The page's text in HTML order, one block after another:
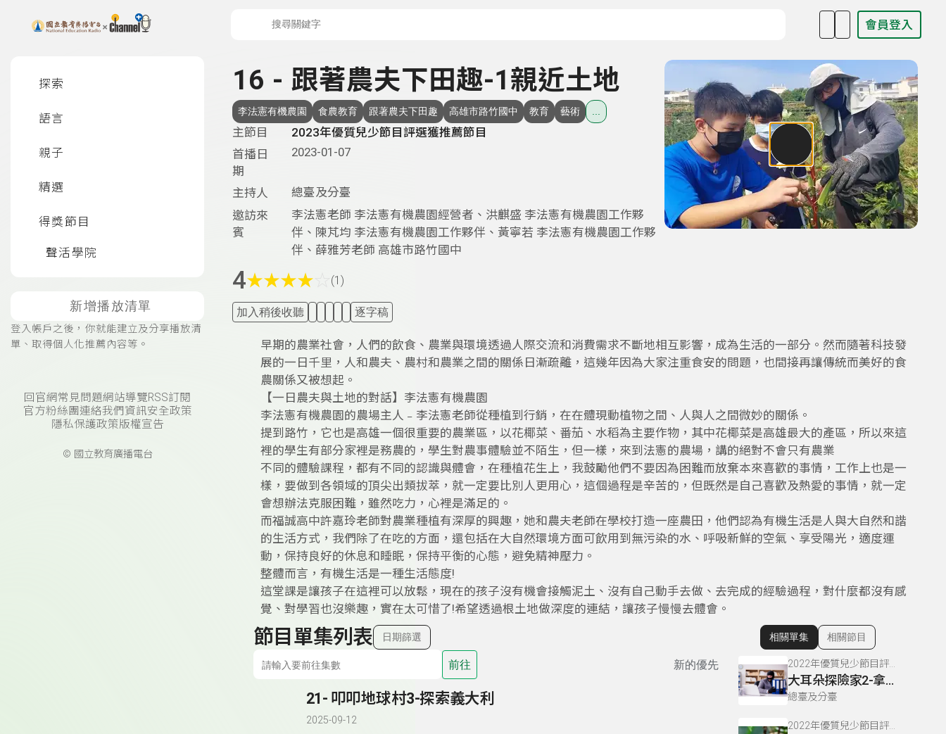
上方功能區塊 會員登入
探索
語言
親子
精選
得獎節目
聲活學院
新增播放清單
登入帳戶之後，你就能建立及分享播放清
單、取得個人化推薦內容等。
回官網常見問題網站導覽RSS訂閱
官方粉絲團連絡我們 資訊安全政策
隱私保護政策版權宣告
© 國立教育廣播電台
16 - 跟著農夫下田趣-1親近土地
李法憲有機農園 食農教育 跟著農夫下田趣 高雄市路竹國中 教育 藝術
主節目
2023年優質兒少節目評選獲推薦節目
首播日
期
2023-01-07
主持人
總臺及分臺
邀訪來
賓
李法憲老師 李法憲有機農園經營者、洪麒盛 李法憲有機農園工作夥
伴、陳芃均 李法憲有機農園工作夥伴、黃寧若 李法憲有機農園工作夥
伴、薛雅芳老師 高雄市路竹國中
4★★★★ (1)
加入稍後收聽 逐字稿
早期的農業社會，人們的飲食、農業與環境透過人際交流和消費需求不斷地相互影響，成為生活的一部分。然而隨著科技發
展的一日千里，人和農夫、農村和農業之間的關係日漸疏離，這幾年因為大家注重食安的問題，也間接再讓傳統而美好的食
農關係又被想起。
【一日農夫與土地的對話】李法憲有機農園
李法憲有機農園的農場主人﹣李法憲老師從種植到行銷，在在體現動植物之間、人與人之間微妙的關係。
提到路竹，它也是高雄一個很重要的農業區，以花椰菜、番茄、水稻為主要作物，其中花椰菜是高雄最大的產區，所以來這
裡的學生有部分家裡是務農的，學生對農事體驗並不陌生，但一樣，來到法憲的農場，講的絕對不會只有農業
不同的體驗課程，都有不同的認識與體會，在種植花生上，我鼓勵他們不要因為困難而放棄本來喜歡的事情，工作上也是一
樣，要做到各領域的頂尖出類拔萃，就一定要比別人更用心，這個過程是辛苦的，但既然是自己喜歡及熱愛的事情，就一定
會想辦法克服困難，雖然吃力，心裡是滿足的。
而福誠高中許嘉玲老師對農業種植有深厚的興趣，她和農夫老師在學校打造一座農田，他們認為有機生活是人與大自然和諧
的生活方式，我們除了在吃的方面，還包括在大自然環境方面可飲用到無污染的水、呼吸新鮮的空氣、享受陽光，適度運
動，保持良好的休息和睡眠，保持平衡的心態，避免精神壓力。
整體而言，有機生活是一種生活態度!
這堂課是讓孩子在這裡可以放鬆，現在的孩子沒有機會接觸泥土、沒有自己動手去做、去完成的經驗過程，對什麼都沒有感
覺、對學習也沒樂趣，實在太可惜了!希望透過根土地做深度的連結，讓孩子慢慢去體會。
節目單集列表 日期篩選
前往 新的優先
21- 叩叩地球村3-探索義大利
2025-09-12
顯示相關單集
相關單集 相關節目
2022年優質兒少節目評選獲推薦節目
大耳朵探險家2-拿走別人不要的東西會犯竊盜罪？
總臺及分臺
2022年優質兒少節目評選獲推薦節目